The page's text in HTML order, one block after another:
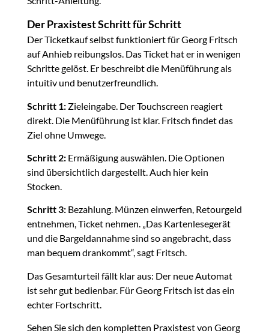
Der Praxistest Schritt für Schritt
Der Ticketkauf selbst funktioniert für Georg Fritsch
auf Anhieb reibungslos. Das Ticket hat er in wenigen
Schritte gelöst. Er beschreibt die Menüführung als
intuitiv und benutzerfreundlich.
Schritt 1:Zieleingabe. Der Touchscreen reagiert
direkt. Die Menüführung ist klar. Fritsch findet das
Ziel ohne Umwege.
Schritt 2:Ermäßigung auswählen. Die Optionen
sind übersichtlich dargestellt. Auch hier kein
Stocken.
Schritt 3:Bezahlung. Münzen einwerfen, Retourgeld
entnehmen, Ticket nehmen. „Das Kartenlesegerät
und die Bargeldannahme sind so angebracht, dass
man bequem drankommt“, sagt Fritsch.
Das Gesamturteil fällt klar aus: Der neue Automat
ist sehr gut bedienbar. Für Georg Fritsch ist das ein
echter Fortschritt.
Sehen Sie sich den kompletten Praxistest von Georg